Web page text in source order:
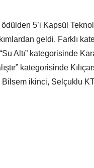
ödülden 5’i Kapsül
geldi. Farklı
Altı” kategorisinde
kategorisinde
Bilsem ikinci, Selçuklu